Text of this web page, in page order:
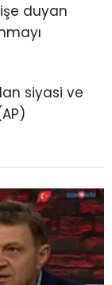
duyan
siyasi ve